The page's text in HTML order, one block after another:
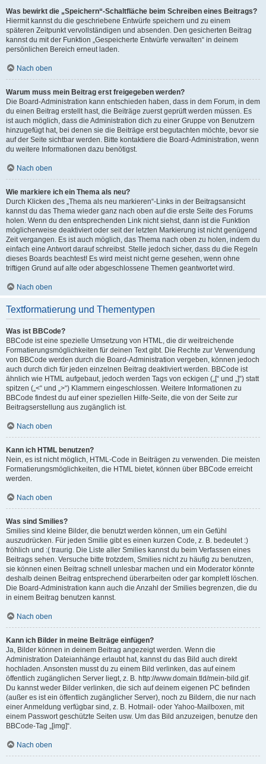
Was bewirkt die „Speichern“-Schaltfläche beim Schreiben eines Beitrags?
Hiermit kannst du die geschriebene Entwürfe speichern und zu einem
späteren Zeitpunkt vervollständigen und absenden. Den gesicherten Beitrag
kannst du mit der Funktion „Gespeicherte Entwürfe verwalten“ in deinem
persönlichen Bereich erneut laden.
Nach oben
Warum muss mein Beitrag erst freigegeben werden?
Die Board-Administration kann entschieden haben, dass in dem Forum, in dem
du einen Beitrag erstellt hast, die Beiträge zuerst geprüft werden müssen. Es
ist auch möglich, dass die Administration dich zu einer Gruppe von Benutzern
hinzugefügt hat, bei denen sie die Beiträge erst begutachten möchte, bevor sie
auf der Seite sichtbar werden. Bitte kontaktiere die Board-Administration, wenn
du weitere Informationen dazu benötigst.
Nach oben
Wie markiere ich ein Thema als neu?
Durch Klicken des „Thema als neu markieren“-Links in der Beitragsansicht
kannst du das Thema wieder ganz nach oben auf die erste Seite des Forums
holen. Wenn du den entsprechenden Link nicht siehst, dann ist die Funktion
möglicherweise deaktiviert oder seit der letzten Markierung ist nicht genügend
Zeit vergangen. Es ist auch möglich, das Thema nach oben zu holen, indem du
einfach eine Antwort darauf schreibst. Stelle jedoch sicher, dass du die Regeln
dieses Boards beachtest! Es wird meist nicht gerne gesehen, wenn ohne
triftigen Grund auf alte oder abgeschlossene Themen geantwortet wird.
Nach oben
Textformatierung und Thementypen
Was ist BBCode?
BBCode ist eine spezielle Umsetzung von HTML, die dir weitreichende
Formatierungsmöglichkeiten für deinen Text gibt. Die Rechte zur Verwendung
von BBCode werden durch die Board-Administration vergeben, können jedoch
auch durch dich für jeden einzelnen Beitrag deaktiviert werden. BBCode ist
ähnlich wie HTML aufgebaut, jedoch werden Tags von eckigen („[“ und „]“) statt
spitzen („<“ und „>“) Klammern eingeschlossen. Weitere Informationen zu
BBCode findest du auf einer speziellen Hilfe-Seite, die von der Seite zur
Beitragserstellung aus zugänglich ist.
Nach oben
Kann ich HTML benutzen?
Nein, es ist nicht möglich, HTML-Code in Beiträgen zu verwenden. Die meisten
Formatierungsmöglichkeiten, die HTML bietet, können über BBCode erreicht
werden.
Nach oben
Was sind Smilies?
Smilies sind kleine Bilder, die benutzt werden können, um ein Gefühl
auszudrücken. Für jeden Smilie gibt es einen kurzen Code, z. B. bedeutet :)
fröhlich und :( traurig. Die Liste aller Smilies kannst du beim Verfassen eines
Beitrags sehen. Versuche bitte trotzdem, Smilies nicht zu häufig zu benutzen,
sie können einen Beitrag schnell unlesbar machen und ein Moderator könnte
deshalb deinen Beitrag entsprechend überarbeiten oder gar komplett löschen.
Die Board-Administration kann auch die Anzahl der Smilies begrenzen, die du
in einem Beitrag benutzen kannst.
Nach oben
Kann ich Bilder in meine Beiträge einfügen?
Ja, Bilder können in deinem Beitrag angezeigt werden. Wenn die
Administration Dateianhänge erlaubt hat, kannst du das Bild auch direkt
hochladen. Ansonsten musst du zu einem Bild verlinken, das auf einem
öffentlich zugänglichen Server liegt, z. B. http://www.domain.tld/mein-bild.gif.
Du kannst weder Bilder verlinken, die sich auf deinem eigenen PC befinden
(außer es ist ein öffentlich zugänglicher Server), noch zu Bildern, die nur nach
einer Anmeldung verfügbar sind, z. B. Hotmail- oder Yahoo-Mailboxen, mit
einem Passwort geschützte Seiten usw. Um das Bild anzuzeigen, benutze den
BBCode-Tag „[img]“.
Nach oben